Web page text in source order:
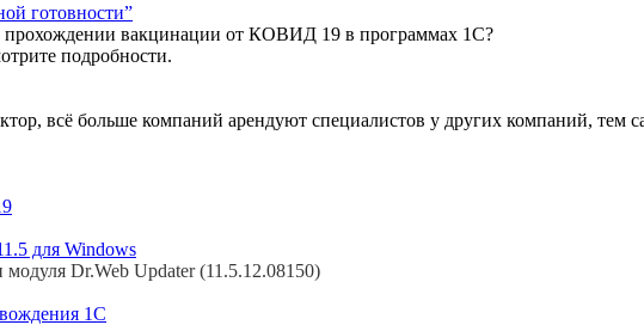
готовности”
прохождении вакцинации от КОВИД 19 в программах 1С?
подробности.
всё больше компаний арендуют специалистов у других компаний, тем
для Windows
Dr.Web Updater (11.5.12.08150)
1С